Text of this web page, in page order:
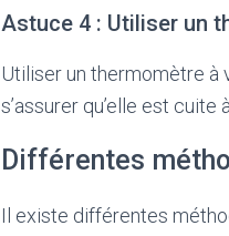
Astuce 4 : Utiliser un
Utiliser un thermomètre à
s’assurer qu’elle est cuite
Différentes
Il existe différentes